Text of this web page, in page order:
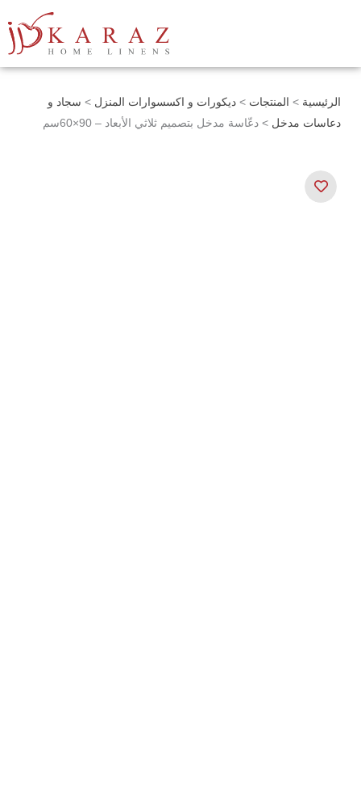
الرئيسية > المنتجات > ديكورات و اكسسوارات المنزل > سجاد و
دعاسات مدخل > دعّاسة مدخل بتصميم ثلاثي الأبعاد – 90×60سم